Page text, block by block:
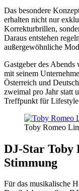
Das besondere
erhalten nicht nur
Korrekturbrillen,
Daraus entstehen
außergewöhnliche
Gastgeber des
mit seinem
Österreich und
zweimal pro Jahr statt
Treffpunkt für
Toby Romeo
DJ-Star Toby
Stimmung
Für das musikalische